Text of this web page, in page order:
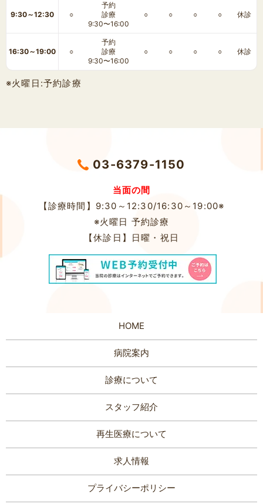
9:30～12:30 ○
予約
診療
9:30〜16:00
○ ○ ○ ○ 休診
16:30～19:00 ○
予約
診療
9:30〜16:00
○ ○ ○ ○ 休診
※火曜日:予約診療
03-6379-1150
当面の間
【診療時間】9:30～12:30/16:30～19:00※
※火曜日 予約診療
【休診日】
日曜・祝日
HOME
病院案内
診療について
スタッフ紹介
再生医療について
求人情報
プライバシーポリシー